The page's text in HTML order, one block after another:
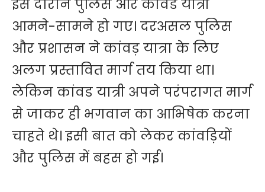
इस दौरान पुलिस और कांवड यात्री
आमने-सामने हो गए। दरअसल पुलिस
और प्रशासन ने कांवड़ यात्रा के लिए
अलग प्रस्तावित मार्ग तय किया था।
लेकिन कांवड यात्री अपने परंपरागत मार्ग
से जाकर ही भगवान का आभिषेक करना
चाहते थे। इसी बात को लेकर कांवड़ियों
और पुलिस में बहस हो गई।